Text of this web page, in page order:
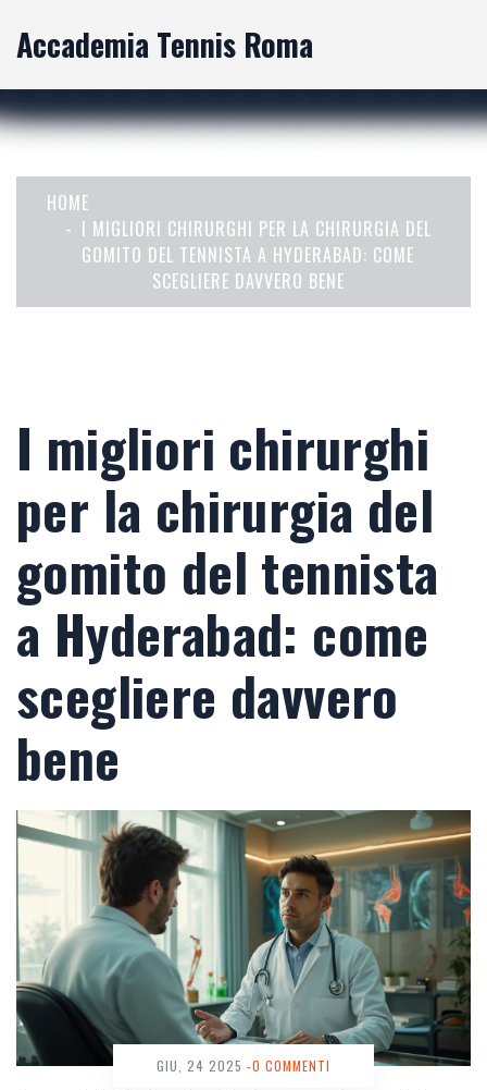
Accademia Tennis Roma
HOME
I MIGLIORI CHIRURGHI PER LA CHIRURGIA DEL
GOMITO DEL TENNISTA A HYDERABAD: COME
SCEGLIERE DAVVERO BENE
I migliori chirurghi
per la chirurgia del
gomito del tennista
a Hyderabad: come
scegliere davvero
bene
GIU, 24 2025 -0 COMMENTI